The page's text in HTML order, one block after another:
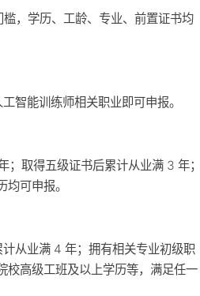
，学历、工龄、专业、前置证书均
智能训练师相关职业即可申报。
取得五级证书后累计从业满 3 年；
可申报。
从业满 4 年；拥有相关专业初级职
校高级工班及以上学历等，满足任一